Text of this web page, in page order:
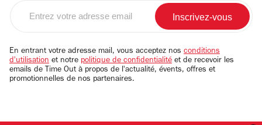
email
En entrant votre adresse mail, vous acceptez nos conditions
d'utilisation et notre politique de confidentialité et de recevoir les
emails de Time Out à propos de l'actualité, évents, offres et
promotionnelles de nos partenaires.